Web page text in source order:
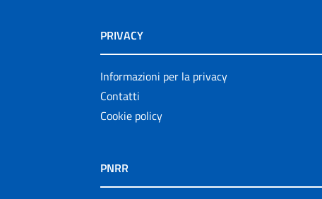
PRIVACY
Informazioni per la privacy
Contatti
Cookie policy
PNRR